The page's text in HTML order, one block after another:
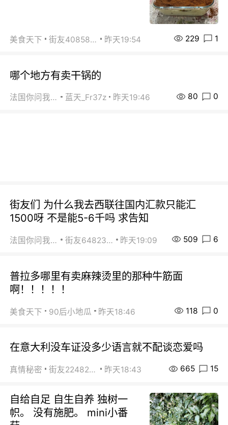
美食天下 街友40858442 昨天19:54 229 1
哪个地方有卖干锅的
法国你问我答 蓝天_Fr37z 昨天19:46 80 0
街友们 为什么我去西联往国内汇款只能汇
1500呀 不是能5-6千吗 求告知
法国你问我答 街友64823891 昨天19:09 509 6
普拉多哪里有卖麻辣烫里的那种牛筋面
啊！！！！！
美食天下 90后小地瓜 昨天18:46 118 0
在意大利没车证没多少语言就不配谈恋爱吗
真情秘密 街友22482465 昨天18:43 665 15
自给自足 自生自养 独树一
帜。 没有施肥。 mini小番